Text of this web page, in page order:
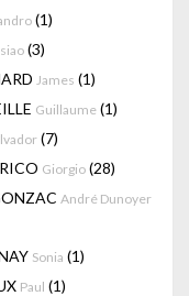
(1)
(3)
James (1)
Guillaume (1)
(7)
Giorgio (28)
André Dunoyer
Sonia (1)
Paul (1)